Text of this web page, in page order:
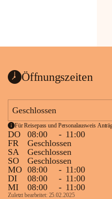
Öffnungszeiten
Geschlossen
Für Reisepass und Personalausweis
DO 08:00 - 11:00
FR
Geschlossen
SA
Geschlossen
SO
Geschlossen
MO 08:00 - 11:00
DI
08:00 - 11:00
MI
08:00 - 11:00
Zuletzt bearbeitet: 25.02.2025